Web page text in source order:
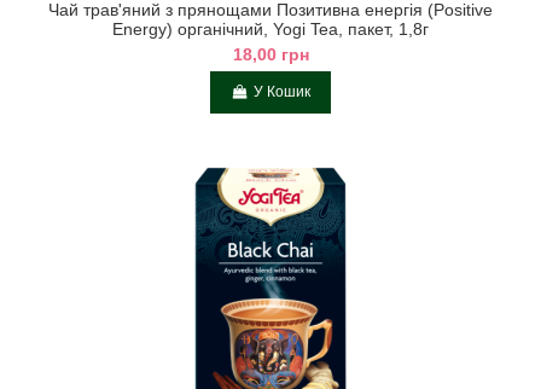
Чай трав'яний з прянощами Позитивна енергія (Positive
Energy) органічний, Yogi Tea, пакет, 1,8г
18,00 грн
У Кошик